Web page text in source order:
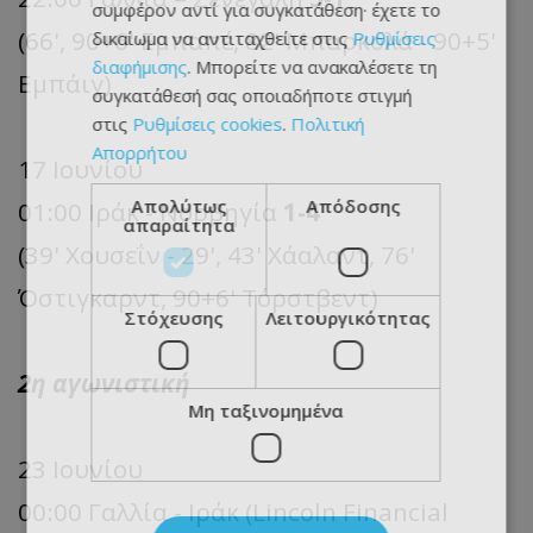
(66', 90+6' Εμπαπέ, 82' Μπαρκολά - 90+5'
Εμπάιγ)
17 Ιουνίου
01:00 Ιράκ - Νορβηγία 1-4
(39' Χουσεΐν - 29', 43' Χάαλαντ, 76'
Όστιγκαρντ, 90+6' Τόρστβεντ)
2η αγωνιστική
23 Ιουνίου
00:00 Γαλλία - Ιράκ (Lincoln Financial
συμφέρον αντί για συγκατάθεση· έχετε το
δικαίωμα να αντιταχθείτε στιςΡυθμίσεις
διαφήμισης. Μπορείτε να ανακαλέσετε τη
συγκατάθεσή σας οποιαδήποτε στιγμή
στις Ρυθμίσεις cookies. Πολιτική
Απορρήτου
Απολύτως
απαραίτητα
Απόδοσης
Στόχευσης Λειτουργικότητας
Μη ταξινομημένα